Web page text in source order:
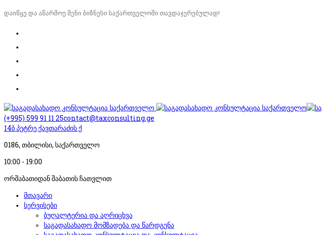
დაიწყე და აწარმოე შენი ბიზნესი საქართველოში თავდაჯერებულად!
(+995) 599 91 11 25contact@taxconsulting.ge
14ბ პეტრე ქავთარაძის ქ
0186, თბილისი, საქართველო
10:00 - 19:00
ორშაბათიდან შაბათის ჩათვლით
მთავარი
სერვისები
ბუღალტერია და აღრიცხვა
საგადასახადო მომზადება და წარდგენა